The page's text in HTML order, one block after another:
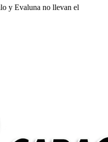
y Evaluna no llevan el